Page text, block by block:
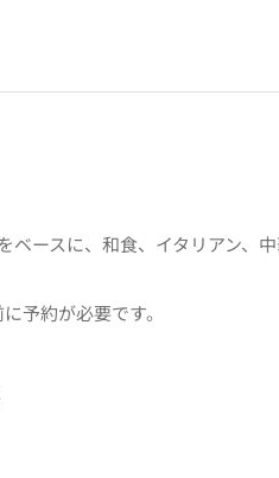
ベースに、和食、イタリアン
予約が必要です。